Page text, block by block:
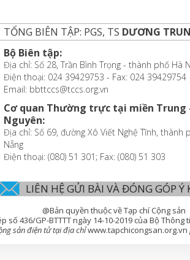
TỔNG BIÊN TẬP: PGS, TS DƯƠNG
Bộ Biên tập:
Địa chỉ: Số 28, Trần Bình Trọng - thành phố Hà
Điện thoại: 024 39429753 - Fax: 024 39429754
Email: bbttccs@tccs.org.vn
Cơ quan Thường trực tại miền Trung
Nguyên:
Địa chỉ: Số 69, đường Xô Viết Nghệ Tĩnh, thành
Nẵng
Điện thoại: (080) 51 301; Fax: (080) 51 303
LIÊN HỆ GỬI BÀI VÀ ĐÓNG GÓP Ý
@Bản quyền thuộc về Tạp chí Cộng sản
số 436/GP-BTTTT ngày 14-10-2019 của Bộ Thông
sản điện tử tại địa chỉwww.tapchicongsan.org.vn